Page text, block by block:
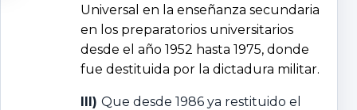
Universal en la enseñanza secundaria
en los preparatorios universitarios
desde el año 1952 hasta 1975, donde
fue destituida por la dictadura militar.
III) Que desde 1986 ya restituido el